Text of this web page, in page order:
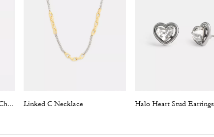
Coach X Richard Bernstein Charles Watch, 41 Mm Linked C Necklace Halo Heart Stud Earrings